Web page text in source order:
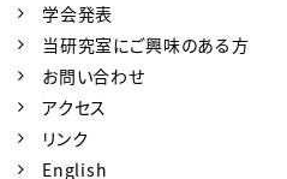
学会発表
当研究室にご興味のある方
お問い合わせ
アクセス
リンク
English